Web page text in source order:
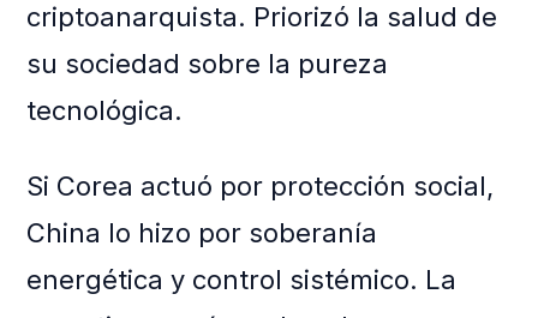
criptoanarquista. Priorizó la salud de
su sociedad sobre la pureza
tecnológica.
Si Corea actuó por protección social,
China lo hizo por soberanía
energética y control sistémico. La